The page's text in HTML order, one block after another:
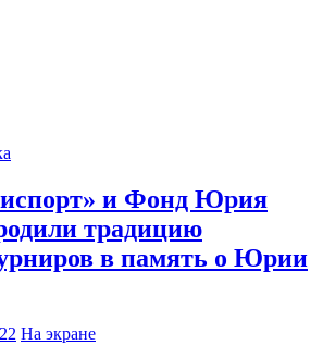
и Фонд Юрия
традицию
в память о Юрии
На экране